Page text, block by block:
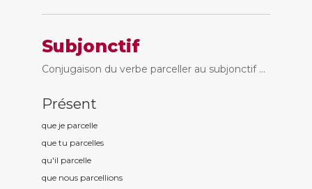
Subjonctif
Conjugaison du verbe parceller au subjonctif ...
Présent
que je parcelle
que tu parcelles
qu'il parcelle
que nous parcellions